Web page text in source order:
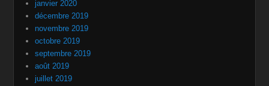
janvier 2020
décembre 2019
novembre 2019
octobre 2019
septembre 2019
août 2019
juillet 2019